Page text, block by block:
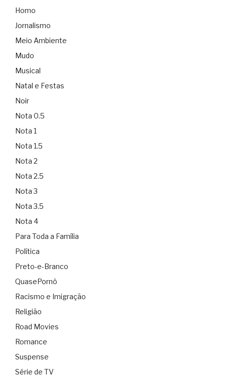
Homo
Jornalismo
Meio Ambiente
Mudo
Musical
Natal e Festas
Noir
Nota 0.5
Nota 1
Nota 1.5
Nota 2
Nota 2.5
Nota 3
Nota 3.5
Nota 4
Para Toda a Família
Política
Preto-e-Branco
QuasePornô
Racismo e Imigração
Religião
Road Movies
Romance
Suspense
Série de TV